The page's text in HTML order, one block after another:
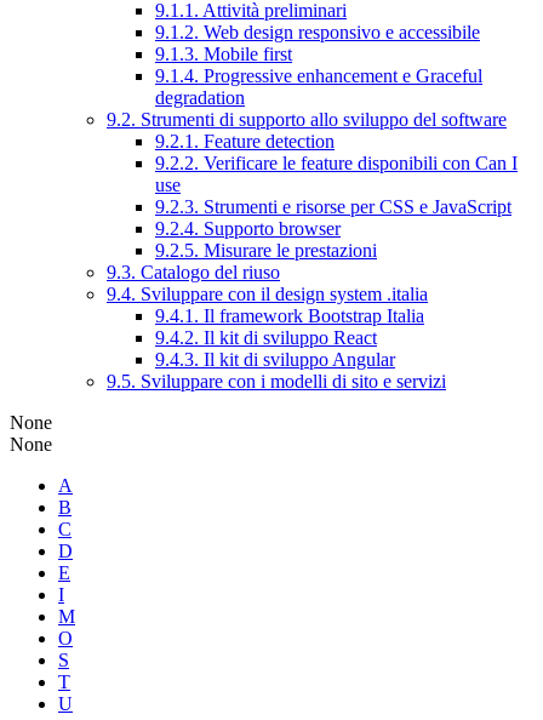
9.1.1. Attività preliminari
9.1.2. Web design responsivo e accessibile
9.1.3. Mobile first
9.1.4. Progressive enhancement e Graceful
degradation
9.2. Strumenti di supporto allo sviluppo del software
9.2.1. Feature detection
9.2.2. Verificare le feature disponibili con Can I
use
9.2.3. Strumenti e risorse per CSS e JavaScript
9.2.4. Supporto browser
9.2.5. Misurare le prestazioni
9.3. Catalogo del riuso
9.4. Sviluppare con il design system .italia
9.4.1. Il framework Bootstrap Italia
9.4.2. Il kit di sviluppo React
9.4.3. Il kit di sviluppo Angular
9.5. Sviluppare con i modelli di sito e servizi
None
None
A
B
C
D
E
I
M
O
S
T
U